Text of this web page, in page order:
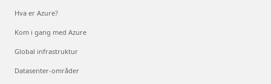
Hva er Azure?
Kom i gang med Azure
Global infrastruktur
Datasenter-områder